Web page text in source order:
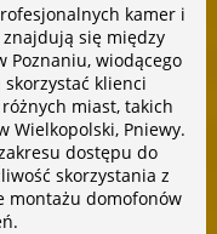
kamer i
się między
Poznaniu, wiodącego
klienci
miast, takich
Wielkopolski, Pniewy.
dostępu do
skorzystania z
montażu domofonów